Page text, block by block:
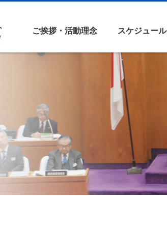
ご挨拶・活動理念 スケジュール